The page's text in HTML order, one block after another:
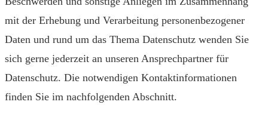
mit der Erhebung und Verarbeitung personenbezogener
Daten und rund um das Thema Datenschutz wenden Sie
sich gerne jederzeit an unseren Ansprechpartner für
Datenschutz. Die notwendigen Kontaktinformationen
finden Sie im nachfolgenden Abschnitt.